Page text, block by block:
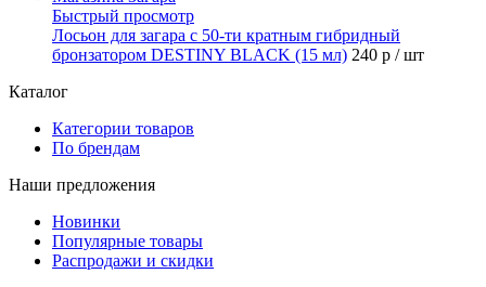
Быстрый просмотр
Лосьон для загара с 50-ти кратным гибридный
бронзатором DESTINY BLACK (15 мл) 240 р / шт
Каталог
Категории товаров
По брендам
Наши предложения
Новинки
Популярные товары
Распродажи и скидки